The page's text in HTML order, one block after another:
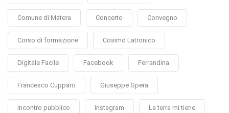
Comune di Matera Concerto Convegno
Corso di formazione Cosimo Latronico
Digitale Facile Facebook Ferrandina
Francesco Cupparo Giuseppe Spera
Incontro pubblico Instagram La terra mi tiene